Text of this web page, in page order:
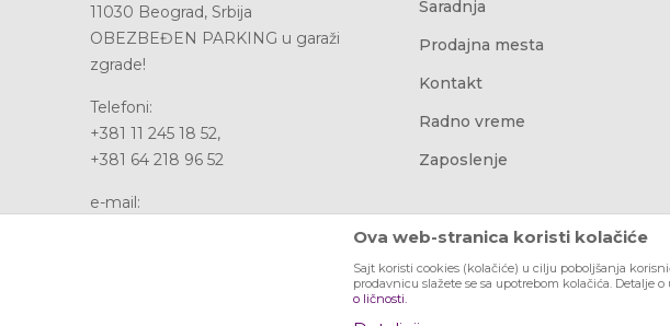
11030 Beograd, Srbija
OBEZBEĐEN PARKING u garaži
zgrade!
Telefoni:
+381 11 245 18 52,
+381 64 218 96 52
e-mail:
Saradnja
Prodajna mesta
Kontakt
Radno vreme
Zaposlenje
Ova web-stranica koristi kolačiće
Sajt koristi cookies (kolačiće) u cilju poboljšanja
prodavnicu slažete se sa upotrebom kolačića. Detalje
o ličnosti.